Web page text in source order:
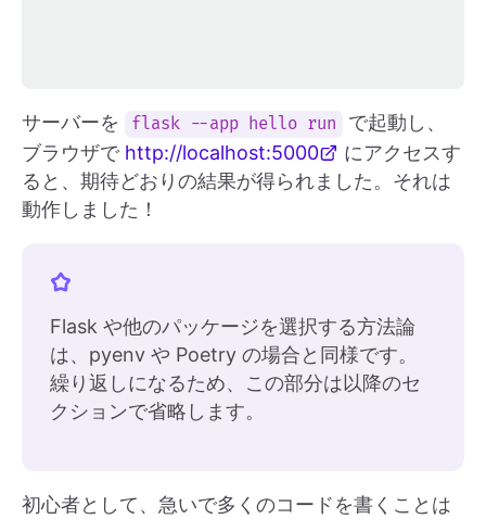
サーバーを flask --app hello run
で起動し、
ブラウザで http://localhost:5000
にアクセスす
ると、期待どおりの結果が得られました。それは
動作しました！
Flask や他のパッケージを選択する方法論
は、pyenv や Poetry の場合と同様です。
繰り返しになるため、この部分は以降のセ
クションで省略します。
初心者として、急いで多くのコードを書くことは